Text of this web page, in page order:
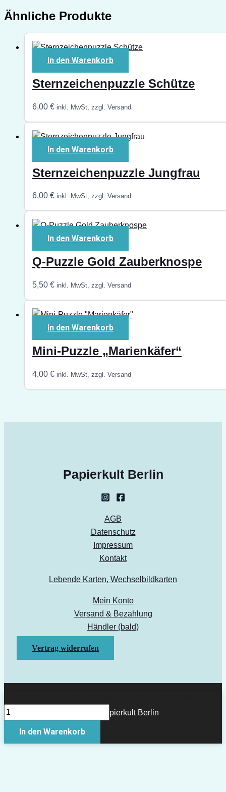
Ähnliche Produkte
In den Warenkorb
Sternzeichenpuzzle Schütze
6,00 € inkl. MwSt, zzgl. Versand
In den Warenkorb
Sternzeichenpuzzle Jungfrau
6,00 € inkl. MwSt, zzgl. Versand
In den Warenkorb
Q-Puzzle Gold Zauberknospe
5,50 € inkl. MwSt, zzgl. Versand
In den Warenkorb
Mini-Puzzle „Marienkäfer“
4,00 € inkl. MwSt, zzgl. Versand
Papierkult Berlin
AGB
Datenschutz
Impressum
Kontakt
Lebende Karten, Wechselbildkarten
Mein Konto
Versand & Bezahlung
Händler (bald)
Vertrag widerrufen
Copyright © 2026 Papierkult Berlin
In den Warenkorb